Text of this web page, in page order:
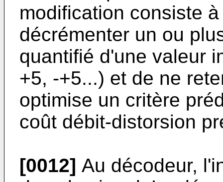
modification consiste
décrémenter un ou
quantifié d'une valeur
+5, -+5...) et de ne
optimise un critère
coût débit-distorsion
[0012] Au décodeur,